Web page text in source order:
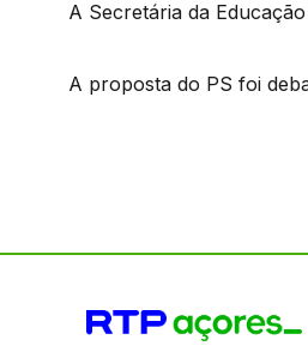
A Secretária da
A proposta do PS foi